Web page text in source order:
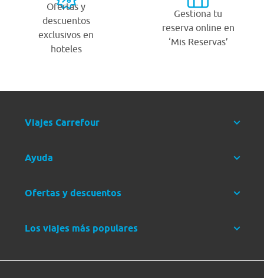
Ofertas y
descuentos
exclusivos en
hoteles
Gestiona tu
reserva online en
‘Mis Reservas’
Viajes Carrefour
Ayuda
Ofertas y descuentos
Los viajes más populares